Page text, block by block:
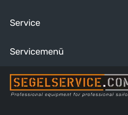
Service
Servicemenü